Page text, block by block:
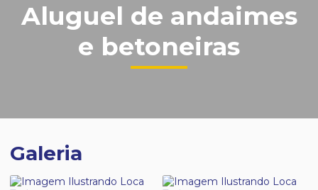
Aluguel de andaimes
e betoneiras
Galeria